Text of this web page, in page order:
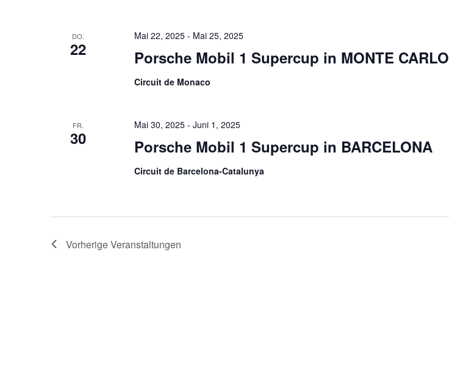
DO.
22 Porsche Mobil 1 Supercup in MONTE CARLO
Mai 22, 2025- Mai 25, 2025
Circuit de Monaco
FR.
30 Porsche Mobil 1 Supercup in BARCELONA
Mai 30, 2025- Juni 1, 2025
Circuit de Barcelona-Catalunya
VorherigeVeranstaltungen